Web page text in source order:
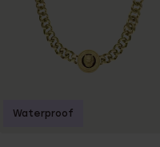
Waterproof